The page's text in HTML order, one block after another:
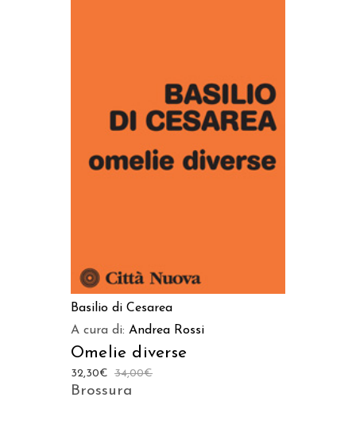
AGGIUNGI AL CARRELLO
Basilio di Cesarea
A cura di: Andrea Rossi
Omelie diverse
34,00€
32,30€
Brossura